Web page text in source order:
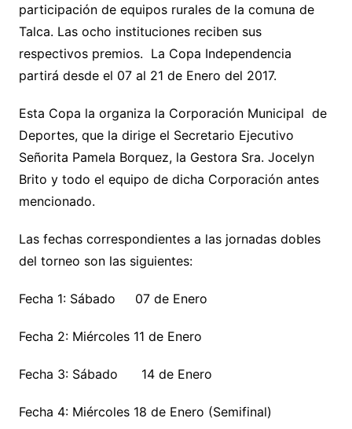
participación de equipos rurales de la comuna de
Talca. Las ocho instituciones reciben sus
respectivos premios. La Copa Independencia
partirá desde el 07 al 21 de Enero del 2017.
Esta Copa la organiza la Corporación Municipal de
Deportes, que la dirige el Secretario Ejecutivo
Señorita Pamela Borquez, la Gestora Sra. Jocelyn
Brito y todo el equipo de dicha Corporación antes
mencionado.
Las fechas correspondientes a las jornadas dobles
del torneo son las siguientes:
Fecha 1: Sábado 07 de Enero
Fecha 2: Miércoles 11 de Enero
Fecha 3: Sábado 14 de Enero
Fecha 4: Miércoles 18 de Enero (Semifinal)